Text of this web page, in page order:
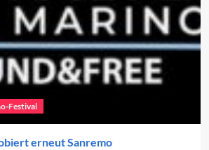
Festival
erneut Sanremo